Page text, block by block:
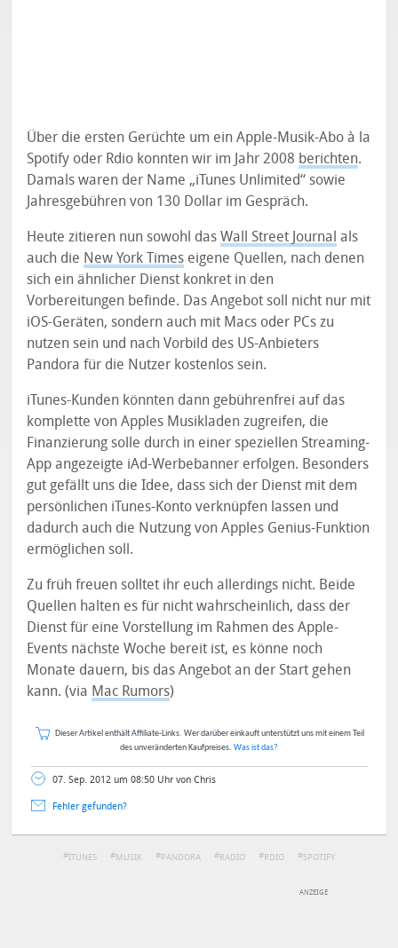
Über die ersten Gerüchte um ein Apple-Musik-Abo à la
Spotify oder Rdio konnten wir im Jahr 2008 berichten.
Damals waren der Name „iTunes Unlimited“ sowie
Jahresgebühren von 130 Dollar im Gespräch.
Heute zitieren nun sowohl dasWall Street Journal als
auch die New York Times eigene Quellen, nach denen
sich ein ähnlicher Dienst konkret in den
Vorbereitungen befinde. Das Angebot soll nicht nur mit
iOS-Geräten, sondern auch mit Macs oder PCs zu
nutzen sein und nach Vorbild des US-Anbieters
Pandora für die Nutzer kostenlos sein.
iTunes-Kunden könnten dann gebührenfrei auf das
komplette von Apples Musikladen zugreifen, die
Finanzierung solle durch in einer speziellen Streaming-
App angezeigte iAd-Werbebanner erfolgen. Besonders
gut gefällt uns die Idee, dass sich der Dienst mit dem
persönlichen iTunes-Konto verknüpfen lassen und
dadurch auch die Nutzung von Apples Genius-Funktion
ermöglichen soll.
Zu früh freuen solltet ihr euch allerdings nicht. Beide
Quellen halten es für nicht wahrscheinlich, dass der
Dienst für eine Vorstellung im Rahmen des Apple-
Events nächste Woche bereit ist, es könne noch
Monate dauern, bis das Angebot an der Start gehen
kann. (via Mac Rumors)
Dieser Artikel enthält Affiliate-Links. Wer darüber einkauft unterstützt uns mit einem Teil
des unveränderten Kaufpreises. Was ist das?
07. Sep. 2012 um 08:50 Uhr von Chris
Fehler gefunden?
ITUNES MUSIK PANDORA RADIO RDIO SPOTIFY